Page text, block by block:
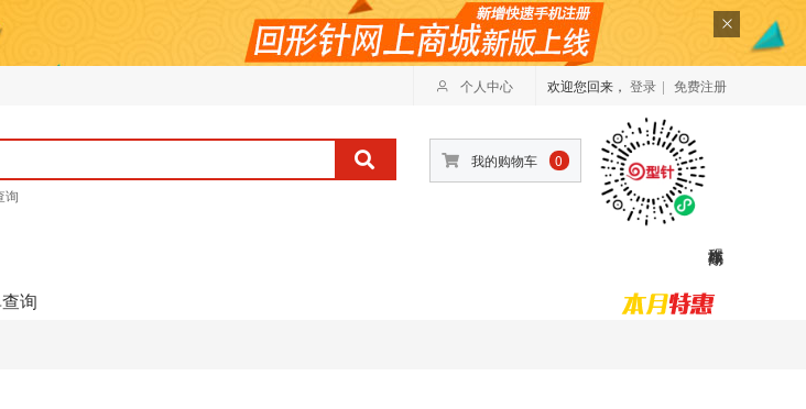
欢迎您回来， 登录 | 免费注册
个人中心
询
我的购物车 0
询